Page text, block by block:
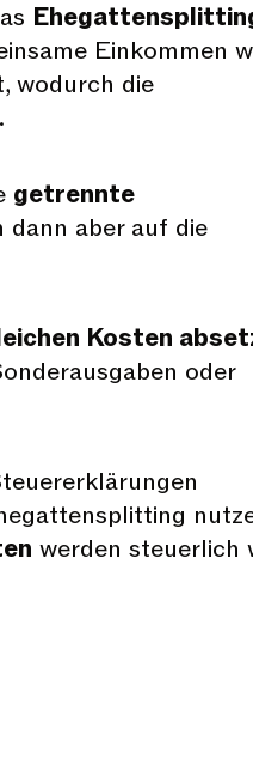
Einkommen
wodurch die
getrennte
dann aber auf die
Kosten
oder
werden steuerlich